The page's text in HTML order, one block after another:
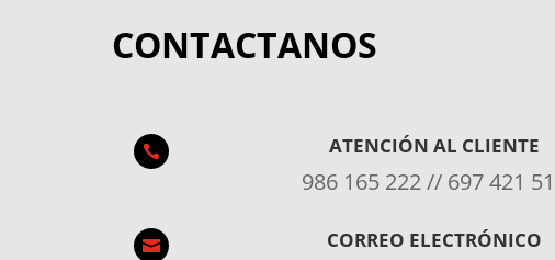
CONTACTANOS
 ATENCIÓN AL CLIENTE
986 165 222 // 697 421
 CORREO ELECTRÓNICO